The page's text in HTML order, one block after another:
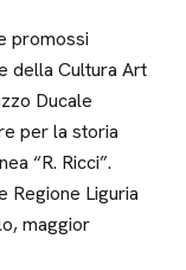
promossi
della Cultura Art
Ducale
per la storia
“R. Ricci”.
Regione Liguria
maggior